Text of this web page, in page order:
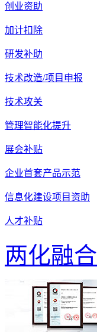
创业资助
加计扣除
研发补助
技术改造/项目申报
技术攻关
管理智能化提升
展会补贴
企业首套产品示范
信息化建设项目资助
人才补贴
两化融合